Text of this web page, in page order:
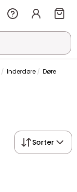
Inderdøre Døre
Sorter